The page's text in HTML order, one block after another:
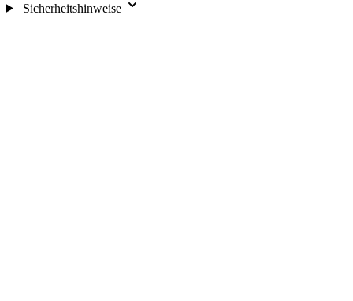
Sicherheitshinweise